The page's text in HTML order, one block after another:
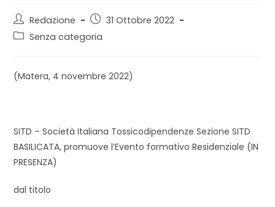
Autore
dell'articolo:
Redazione
Articolo
pubblicato:
31 Ottobre 2022
Categoria
Senza categoria
(Matera, 4 novembre 2022)
SITD – Società Italiana Tossicodipendenze Sezione SITD
BASILICATA, promuove l’Evento formativo Residenziale (IN
PRESENZA)
dal titolo